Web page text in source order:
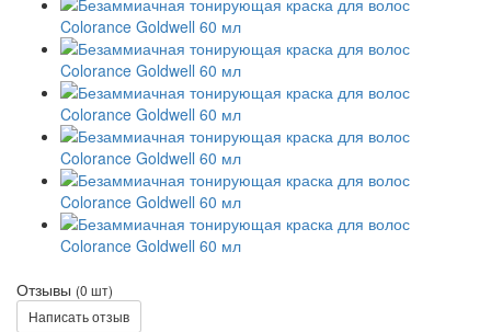
Отзывы (0 шт)
Написать отзыв